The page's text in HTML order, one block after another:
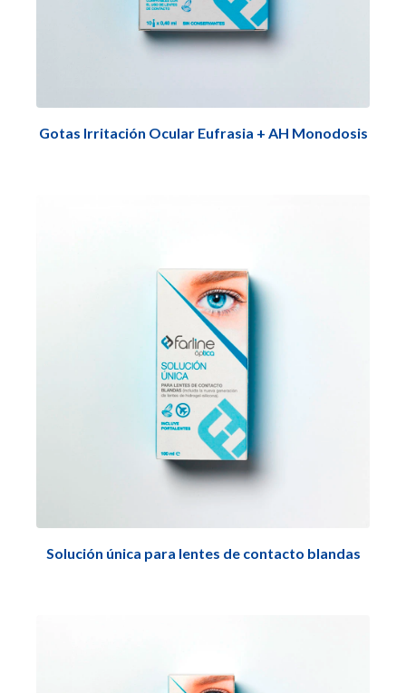
Gotas Irritación Ocular Eufrasia + AH Monodosis
Solución única para lentes de contacto blandas